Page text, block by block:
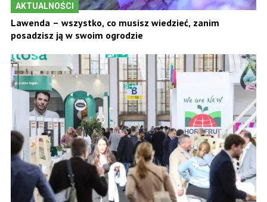
AKTUALNOŚCI
Lawenda – wszystko, co musisz wiedzieć, zanim
posadzisz ją w swoim ogrodzie